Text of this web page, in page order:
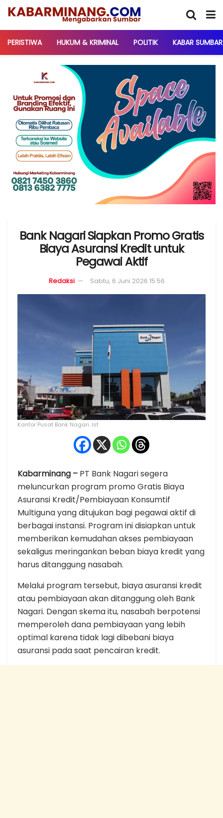
PERISTIWA HUKUM & KRIMINAL POLITIK KABAR SUMBAR
Bank Nagari Siapkan Promo Gratis
Biaya Asuransi Kredit untuk
Pegawai Aktif
Redaksi Sabtu, 6 Juni 2026 15:56
Kantor Pusat Bank Nagari. Ist
Kabarminang – PT Bank Nagari segera
meluncurkan program promo Gratis Biaya
Asuransi Kredit/Pembiayaan Konsumtif
Multiguna yang ditujukan bagi pegawai aktif di
berbagai instansi. Program ini disiapkan untuk
memberikan kemudahan akses pembiayaan
sekaligus meringankan beban biaya kredit yang
harus ditanggung nasabah.
Melalui program tersebut, biaya asuransi kredit
atau pembiayaan akan ditanggung oleh Bank
Nagari. Dengan skema itu, nasabah berpotensi
memperoleh dana pembiayaan yang lebih
optimal karena tidak lagi dibebani biaya
asuransi pada saat pencairan kredit.